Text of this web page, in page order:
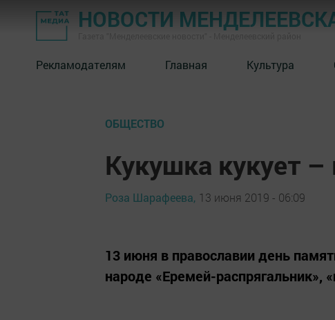
НОВОСТИ
Рекламодателям Главная Культура
ОБЩЕСТВО
Кукушка кукует
Роза Шарафеева, 13 июня 2019 - 06:09
13 июня в православии день
народе «Еремей-распрягальник»,